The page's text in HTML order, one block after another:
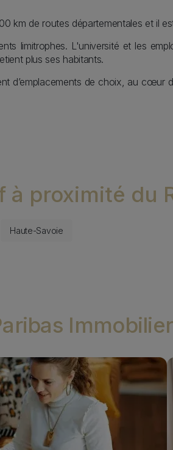
km de routes départementales et il
limitrophes. L'université et les
plus ses habitants.
d’emplacements de choix, au cœur
à proximité du
Haute-Savoie